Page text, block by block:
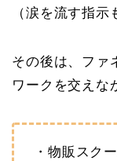
（涙を流す指
その後は、ファ
ワークを交えな
・物販スク